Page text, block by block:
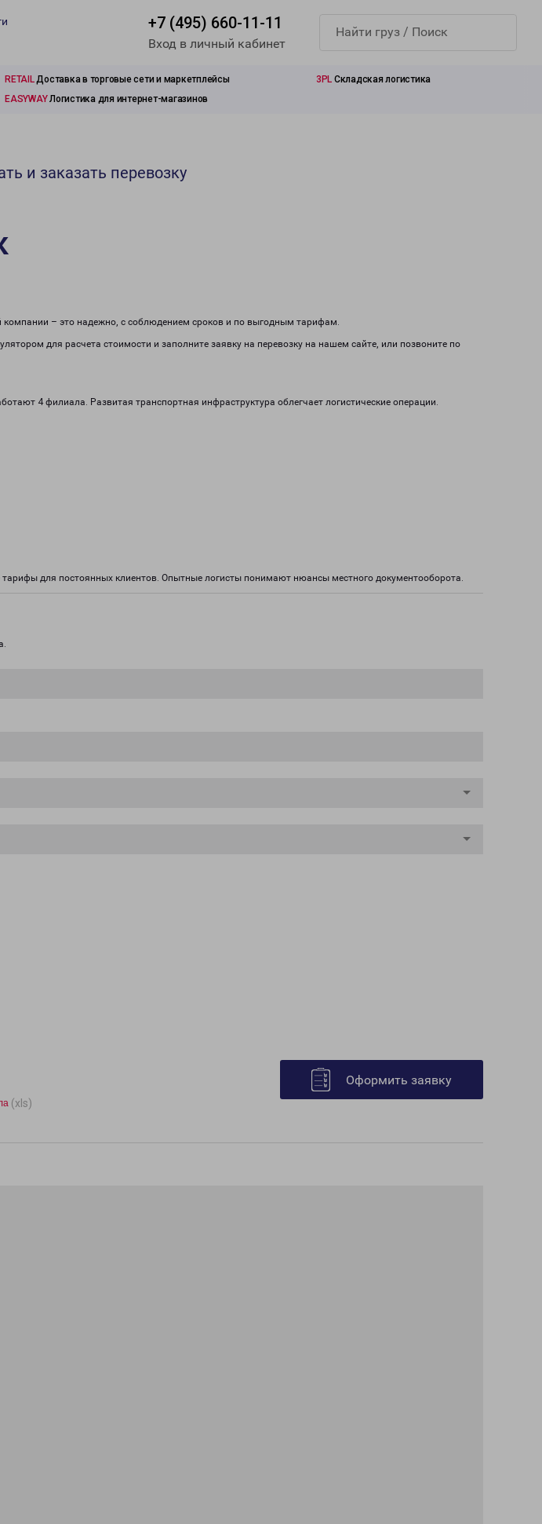
+7 (495) 660-11-11
Вход в личный кабинет
RETAILДоставка в торговые сети и маркетплейсы 3PL Складская логистика
EASYWAYЛогистика для интернет-магазинов
и заказать перевозку
компании – это надежно, с соблюдением сроков и по выгодным тарифам.
для расчета стоимости и заполните заявку на перевозку на нашем сайте, или позвоните по
4 филиала. Развитая транспортная инфраструктура облегчает логистические операции.
тарифы для постоянных клиентов. Опытные логисты понимают нюансы местного документооборота.
(xls)
Оформить заявку